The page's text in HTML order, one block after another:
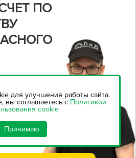
ПО
для улучшения работы сайта.
вы соглашаетесь с Политикой
cookie
Принимаю